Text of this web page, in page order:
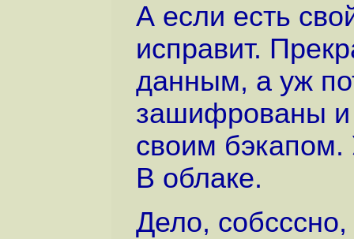
А если есть
исправит.
данным, а уж
зашифрованы и
своим
В облаке.
Дело,